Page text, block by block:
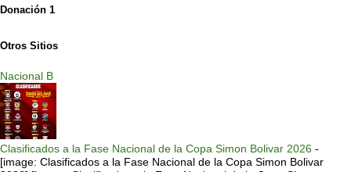
Donación 1
Otros Sitios
Nacional B
Clasificados a la Fase Nacional de la Copa Simon Bolivar 2026 -
[image: Clasificados a la Fase Nacional de la Copa Simon Bolivar